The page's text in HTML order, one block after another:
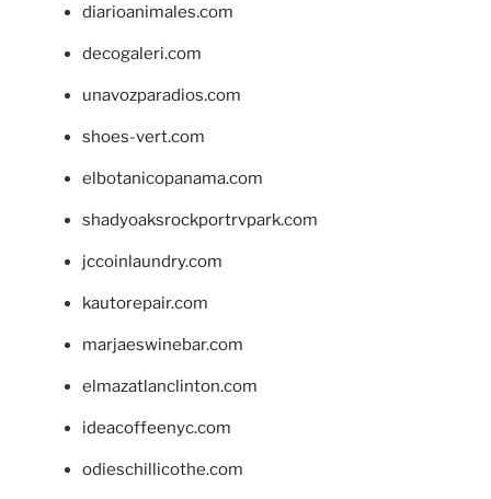
diarioanimales.com
decogaleri.com
unavozparadios.com
shoes-vert.com
elbotanicopanama.com
shadyoaksrockportrvpark.com
jccoinlaundry.com
kautorepair.com
marjaeswinebar.com
elmazatlanclinton.com
ideacoffeenyc.com
odieschillicothe.com